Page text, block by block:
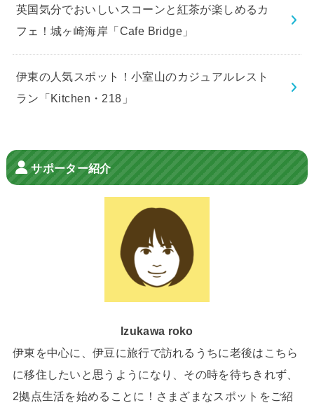
英国気分でおいしいスコーンと紅茶が楽しめるカ
フェ！城ヶ崎海岸「Cafe Bridge」
伊東の人気スポット！小室山のカジュアルレスト
ラン「Kitchen・218」
サポーター紹介
Izukawa roko
伊東を中心に、伊豆に旅行で訪れるうちに老後はこちら
に移住したいと思うようになり、その時を待ちきれず、
2拠点生活を始めることに！さまざまなスポットをご紹